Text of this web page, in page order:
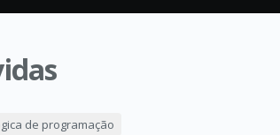
de programação